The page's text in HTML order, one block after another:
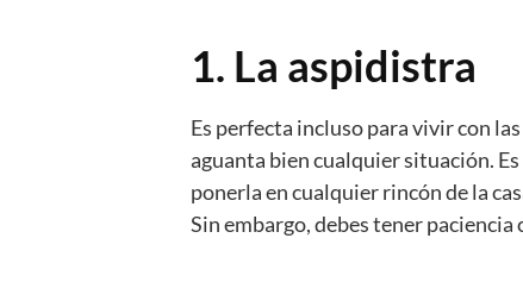
1. La aspidistra
Es perfecta incluso para vivir con
aguanta bien cualquier situación.
ponerla en cualquier rincón de la
Sin embargo, debes tener paciencia